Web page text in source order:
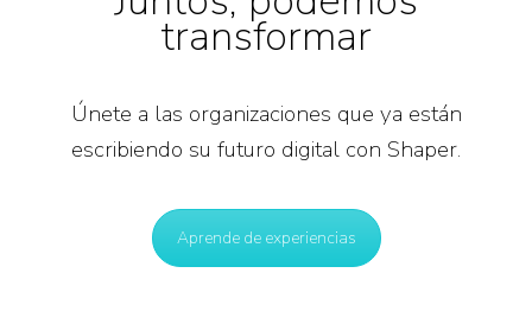
transformar
Únete a las organizaciones que ya están
escribiendo su futuro digital con Shaper.
Aprende de experiencias